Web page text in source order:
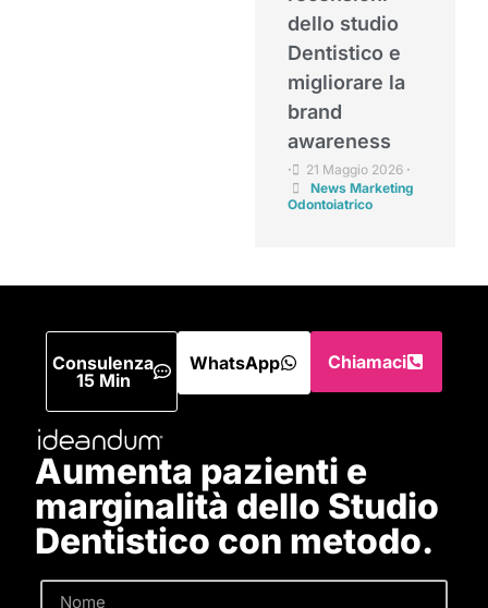
dello studio
Dentistico e
migliorare la
brand
awareness
• 21 Maggio 2026 •
News Marketing
Odontoiatrico
Consulenza
15 Min
WhatsApp Chiamaci
Aumenta pazienti e
marginalità dello Studio
Dentistico con metodo.